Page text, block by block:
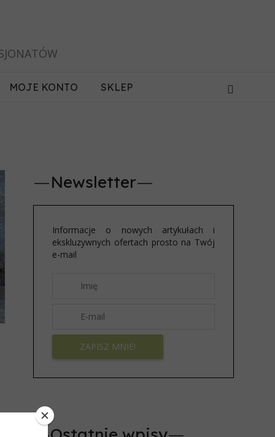
MOJE KONTO SKLEP
Newsletter
Informacje o nowych artykułach i
ekskluzywnych ofertach prosto na Twój
e-mail